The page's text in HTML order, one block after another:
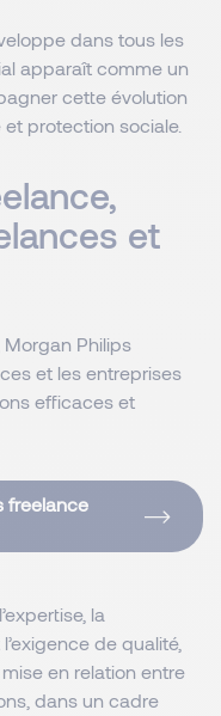
dans tous les
apparaît comme un
cette évolution
protection sociale.
et
Philips
et les entreprises
efficaces et
freelance
la
de qualité,
en relation entre
dans un cadre